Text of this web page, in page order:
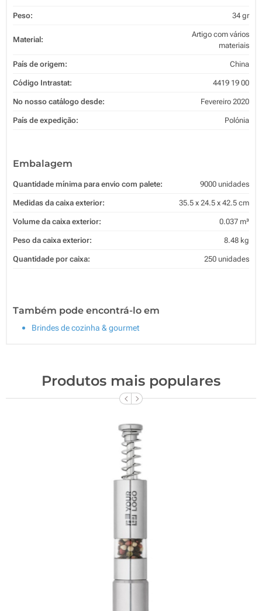
Peso: 34 gr
Material:
Artigo com vários
materiais
País de origem: China
Código Intrastat: 4419 19 00
No nosso catálogo desde: Fevereiro 2020
País de expedição: Polónia
Embalagem
Quantidade mínima para envio com palete: 9000 unidades
Medidas da caixa exterior: 35.5 x 24.5 x 42.5 cm
Volume da caixa exterior: 0.037 m³
Peso da caixa exterior: 8.48 kg
Quantidade por caixa: 250 unidades
Também pode encontrá-lo em
Brindes de cozinha & gourmet
Produtos mais populares